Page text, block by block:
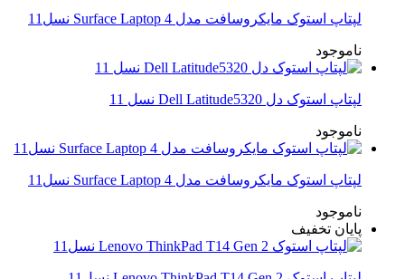
لپتاپ استوک مایکروسافت مدل Surface Laptop 4 نسل11
ناموجود
لپتاپ استوک دل Dell Latitude5320 نسل 11
ناموجود
لپتاپ استوک مایکروسافت مدل Surface Laptop 4 نسل11
ناموجود
پایان تخفیف